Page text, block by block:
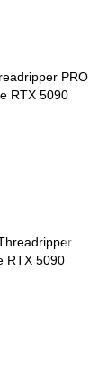
PRO
RTX 5090